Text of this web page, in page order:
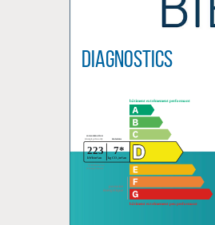
Diagnostics